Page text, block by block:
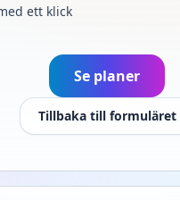
ett klick
Se planer
Tillbaka till formuläret